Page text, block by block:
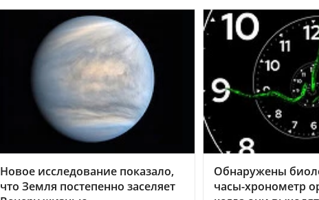
Новое исследование показало,
что Земля постепенно заселяет
Обнаружены
часы-хронометр